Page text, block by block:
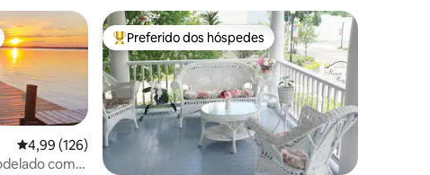
dos hóspedes
4,99 de uma avaliação média de 5, 126 avaliações
4,99 (126)
com
Entre os melhores preferidos dos hóspedes
Preferido dos hóspedes